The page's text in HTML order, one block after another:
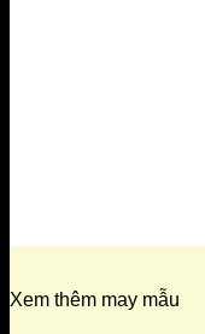
Xem thêm may mẫu